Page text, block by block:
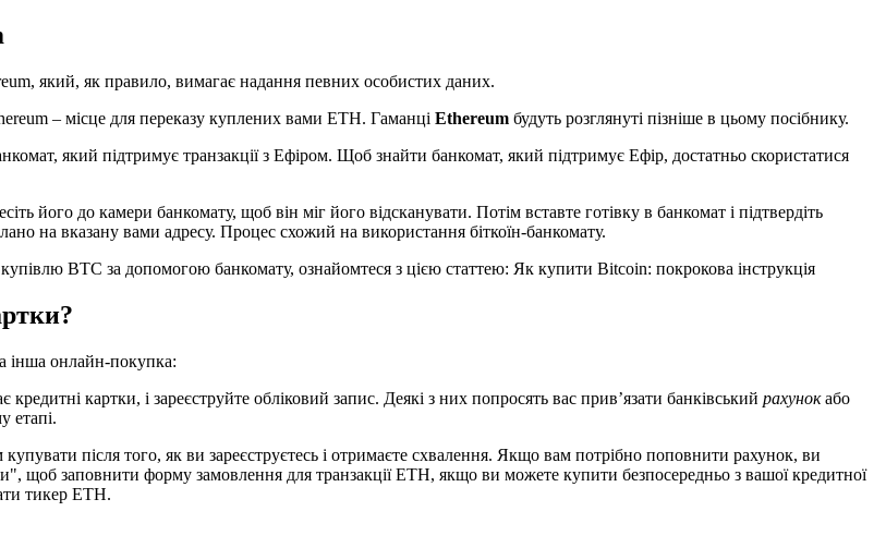
який, як правило, вимагає надання певних особистих даних.
– місце для переказу куплених вами ETH. Гаманці Ethereum будуть розглянуті пізніше в цьому посібнику.
який підтримує транзакції з Ефіром. Щоб знайти банкомат, який підтримує Ефір, достатньо скористатися
його до камери банкомату, щоб він міг його відсканувати. Потім вставте готівку в банкомат і підтвердіть
на вказану вами адресу. Процес схожий на використання біткоїн-банкомату.
BTC за допомогою банкомату, ознайомтеся з цією статтею: Як купити Bitcoin: покрокова інструкція
інша онлайн-покупка:
картки, і зареєструйте обліковий запис. Деякі з них попросять вас прив’язати банківський рахунокабо
етапі.
після того, як ви зареєструєтесь і отримаєте схвалення. Якщо вам потрібно поповнити рахунок, ви
щоб заповнити форму замовлення для транзакції ETH, якщо ви можете купити безпосередньо з вашої кредитної
тикер ETH.